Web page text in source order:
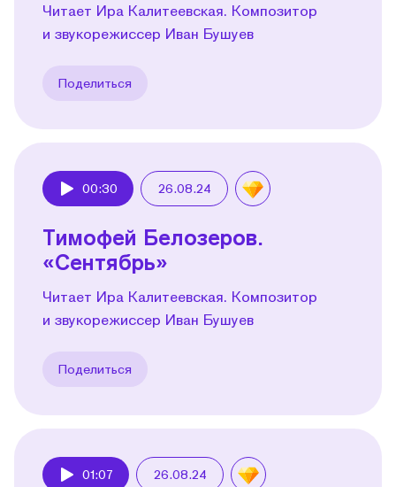
Читает Ира Калитеевская. Композитор
и звукорежиссер Иван Бушуев
Поделиться
00:30 26.08.24
Тимофей Белозеров.
«Сентябрь»
Читает Ира Калитеевская. Композитор
и звукорежиссер Иван Бушуев
Поделиться
01:07 26.08.24